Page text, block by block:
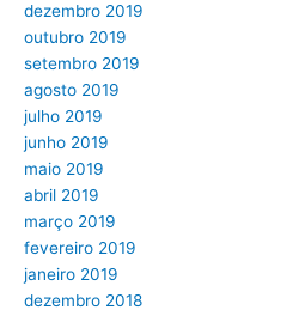
dezembro 2019
outubro 2019
setembro 2019
agosto 2019
julho 2019
junho 2019
maio 2019
abril 2019
março 2019
fevereiro 2019
janeiro 2019
dezembro 2018